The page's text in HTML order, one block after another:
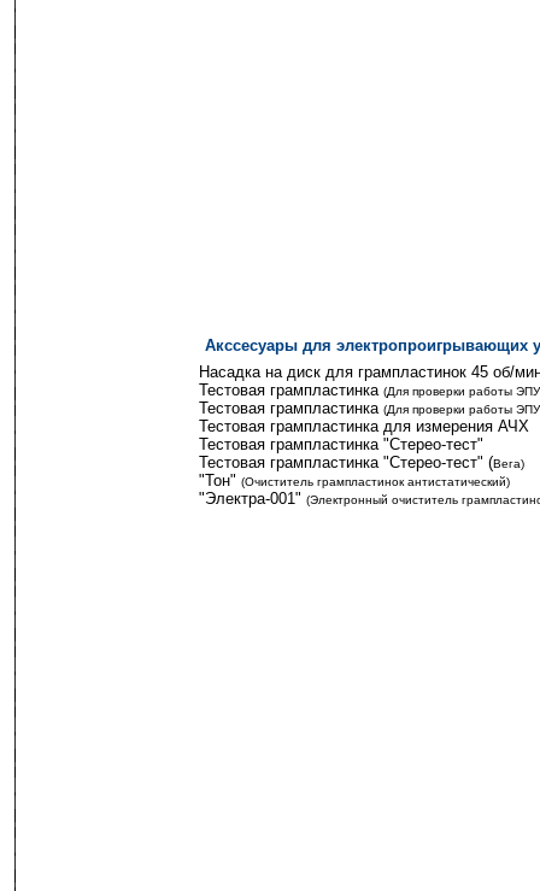
Акссесуары для электропроигрывающих
Насадка на диск для грампластинок 45 об/
Тестовая грампластинка- (Для проверки работы
Тестовая грампластинка- (Для проверки работы
Тестовая грампластинка для измерения АЧХ
Тестовая грампластинка "Стерео-тест"
Тестовая грампластинка "Стерео-тест" (Вега)
"Тон" (Очиститель грампластинок антистатический)
"Электра-001" (Электронный очиститель